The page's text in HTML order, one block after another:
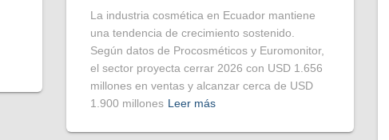
La industria cosmética en Ecuador mantiene
una tendencia de crecimiento sostenido.
Según datos de Procosméticos y Euromonitor,
el sector proyecta cerrar 2026 con USD 1.656
millones en ventas y alcanzar cerca de USD
1.900 millones Leer más